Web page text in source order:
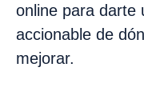
online para darte
accionable de
mejorar.